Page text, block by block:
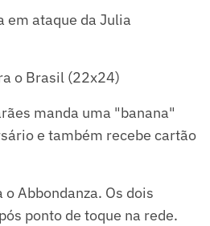
em ataque da Julia
o Brasil (22x24)
manda uma "banana"
e também recebe cartão
Abbondanza. Os dois
ponto de toque na rede.